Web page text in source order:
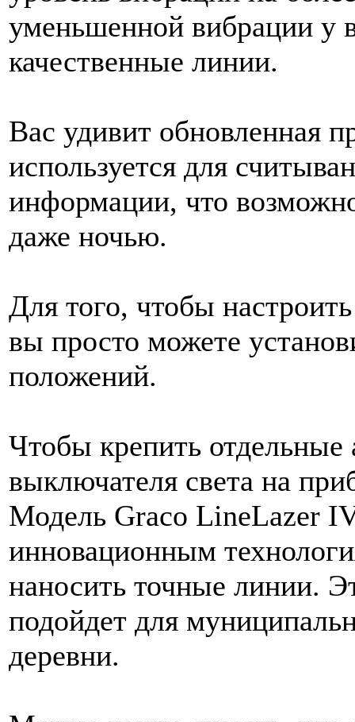
уменьшенной вибрации у
качественные линии.
Вас удивит обновленная
используется для
информации, что
даже ночью.
Для того, чтобы
вы просто можете
положений.
Чтобы крепить отдельные
выключателя света на
Модель Graco LineLazer
инновационным
наносить точные линии.
подойдет для
деревни.